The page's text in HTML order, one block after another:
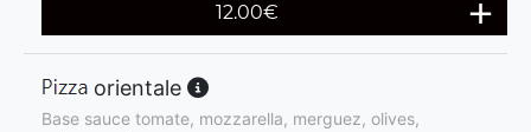
12.00€
orientale
Base sauce tomate, mozzarella, merguez, olives,